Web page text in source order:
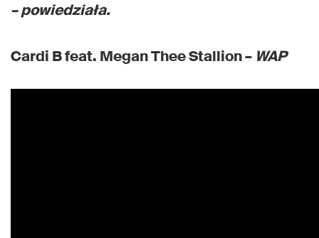
– powiedziała.
Cardi B feat. Megan Thee Stallion – WAP